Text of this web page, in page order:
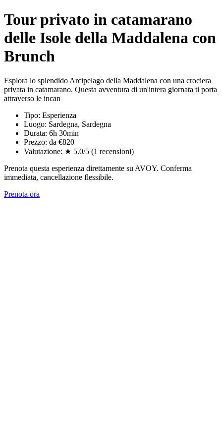
Tour privato in catamarano
delle Isole della Maddalena con
Brunch
Esplora lo splendido Arcipelago della Maddalena con una crociera
privata in catamarano. Questa avventura di un'intera giornata ti porta
attraverso le incan
Tipo: Esperienza
Luogo: Sardegna, Sardegna
Durata: 6h 30min
Prezzo: da €820
Valutazione: ★ 5.0/5 (1 recensioni)
Prenota questa esperienza direttamente su AVOY. Conferma
immediata, cancellazione flessibile.
Prenota ora